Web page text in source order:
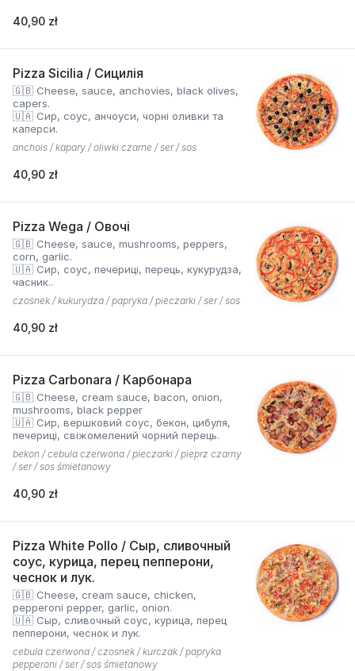
40,90 zł
Pizza Sicilia / Сицилія
🇬🇧 Cheese, sauce, anchovies, black olives,
capers.
🇺🇦 Сир, соус, анчоуси, чорні оливки та
каперси.
anchois / kapary / oliwki czarne / ser / sos
40,90 zł
Pizza Wega / Овочі
🇬🇧 Cheese, sauce, mushrooms, peppers,
corn, garlic.
🇺🇦 Сир, соус, печериці, перець, кукурудза,
часник..
czosnek / kukurydza / papryka / pieczarki / ser / sos
40,90 zł
Pizza Carbonara / Карбонара
🇬🇧 Cheese, cream sauce, bacon, onion,
mushrooms, black pepper
🇺🇦 Сир, вершковий соус, бекон, цибуля,
печериці, свіжомелений чорний перець.
bekon / cebula czerwona / pieczarki / pieprz czarny
/ ser / sos śmietanowy
40,90 zł
Pizza White Pollo / Сыр, сливочный
соус, курица, перец пепперони,
чеснок и лук.
🇬🇧 Cheese, cream sauce, chicken,
pepperoni pepper, garlic, onion.
🇺🇦 Сыр, сливочный соус, курица, перец
пепперони, чеснок и лук.
cebula czerwona / czosnek / kurczak / papryka
pepperoni / ser / sos śmietanowy